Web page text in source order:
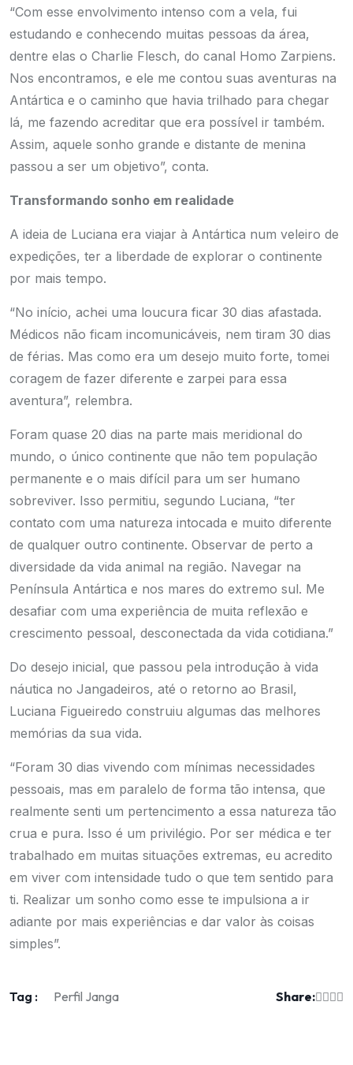
“Com esse envolvimento intenso com a vela, fui
estudando e conhecendo muitas pessoas da área,
dentre elas o Charlie Flesch, do canal Homo Zarpiens.
Nos encontramos, e ele me contou suas aventuras na
Antártica e o caminho que havia trilhado para chegar
lá, me fazendo acreditar que era possível ir também.
Assim, aquele sonho grande e distante de menina
passou a ser um objetivo”, conta.
Transformando sonho em realidade
A ideia de Luciana era viajar à Antártica num veleiro de
expedições, ter a liberdade de explorar o continente
por mais tempo.
“No início, achei uma loucura ficar 30 dias afastada.
Médicos não ficam incomunicáveis, nem tiram 30 dias
de férias. Mas como era um desejo muito forte, tomei
coragem de fazer diferente e zarpei para essa
aventura”, relembra.
Foram quase 20 dias na parte mais meridional do
mundo, o único continente que não tem população
permanente e o mais difícil para um ser humano
sobreviver. Isso permitiu, segundo Luciana, “ter
contato com uma natureza intocada e muito diferente
de qualquer outro continente. Observar de perto a
diversidade da vida animal na região. Navegar na
Península Antártica e nos mares do extremo sul. Me
desafiar com uma experiência de muita reflexão e
crescimento pessoal, desconectada da vida cotidiana.”
Do desejo inicial, que passou pela introdução à vida
náutica no Jangadeiros, até o retorno ao Brasil,
Luciana Figueiredo construiu algumas das melhores
memórias da sua vida.
“Foram 30 dias vivendo com mínimas necessidades
pessoais, mas em paralelo de forma tão intensa, que
realmente senti um pertencimento a essa natureza tão
crua e pura. Isso é um privilégio. Por ser médica e ter
trabalhado em muitas situações extremas, eu acredito
em viver com intensidade tudo o que tem sentido para
ti. Realizar um sonho como esse te impulsiona a ir
adiante por mais experiências e dar valor às coisas
simples”.
Tag : Perfil Janga Share: